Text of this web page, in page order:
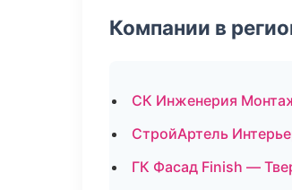
Компании в
СК Инженерия
СтройАртель
ГК Фасад Finish —